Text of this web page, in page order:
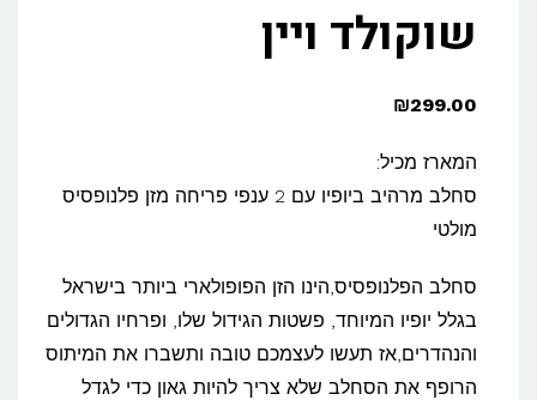
שוקולד ויין
₪299.00
המארז מכיל:
סחלב מרהיב ביופיו עם 2 ענפי פריחה מזן פלנופסיס
מולטי
סחלב הפלנופסיס,הינו הזן הפופולארי ביותר בישראל
בגלל יופיו המיוחד, פשטות הגידול שלו, ופרחיו הגדולים
והנהדרים,אז תעשו לעצמכם טובה ותשברו את המיתוס
הרופף את הסחלב שלא צריך להיות גאון כדי לגדל